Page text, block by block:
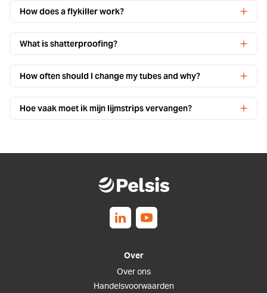
How does a flykiller work?
What is shatterproofing?
How often should I change my tubes and why?
Hoe vaak moet ik mijn lijmstrips vervangen?
Follow us on Linkedin
Follow us on Youtube
Over
Over ons
Handelsvoorwaarden